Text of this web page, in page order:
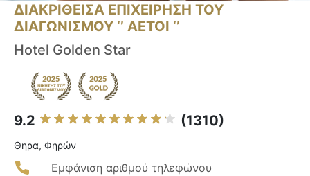
ΔΙΑΚΡΙΘΕΙΣΑ ΕΠΙΧΕΙΡΗΣΗ ΤΟΥ
ΔΙΑΓΩΝΙΣΜΟΥ ‘’ ΑΕΤΟΙ ‘’
Hotel Golden Star
9.2 (1310)
Θηρα, Φηρών
Εμφάνιση αριθμού τηλεφώνου